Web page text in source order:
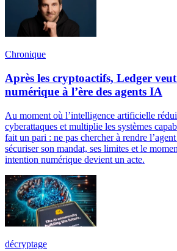
Chronique
Après les cryptoactifs, Ledger
numérique à l’ère des agents IA
Au moment où l’intelligence artificielle
cyberattaques et multiplie les systèmes
fait un pari : ne pas chercher à rendre
sécuriser son mandat, ses limites et le
intention numérique devient un acte.
décryptage